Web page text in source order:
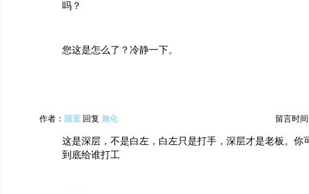
吗？
您这是怎么了？冷静一下。
作者： 随逛 回复 施化 留言时间
这是深层，不是白左，白左只是打手，深层才是老板。你
到底给谁打工